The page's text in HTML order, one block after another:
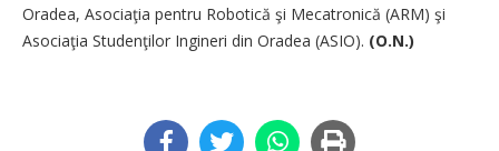
Oradea, Asociaţia pentru Robotică şi Mecatronică (ARM) şi
Asociaţia Studenţilor Ingineri din Oradea (ASIO). (O.N.)